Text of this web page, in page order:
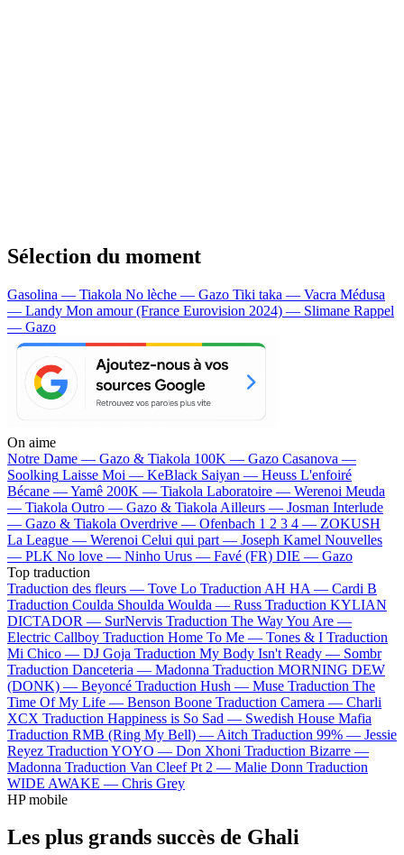
Sélection du moment
Gasolina — Tiakola No lèche — Gazo Tiki taka — Vacra Médusa
— Landy Mon amour (France Eurovision 2024) — Slimane Rappel
— Gazo
On aime
Notre Dame — Gazo & Tiakola 100K — Gazo Casanova —
Soolking Laisse Moi — KeBlack Saiyan — Heuss L'enfoiré
Bécane —Yamê 200K — Tiakola Laboratoire — Werenoi Meuda
— Tiakola Outro — Gazo & Tiakola Ailleurs — Josman Interlude
— Gazo & Tiakola Overdrive — Ofenbach 1 2 3 4 — ZOKUSH
La League — Werenoi Celui qui part — Joseph Kamel Nouvelles
— PLK No love — Ninho Urus — Favé (FR) DIE — Gazo
Top traduction
Traduction des fleurs — Tove Lo Traduction AH HA — Cardi B
Traduction Coulda Shoulda Woulda — Russ Traduction KYLIAN
DICTADOR — SurNervis Traduction The Way You Are —
Electric Callboy Traduction Home To Me — Tones & I Traduction
Mi Chico — DJ Goja Traduction My Body Isn't Ready — Sombr
Traduction Danceteria — Madonna Traduction MORNING DEW
(DONK) — Beyoncé Traduction Hush — Muse Traduction The
Time Of My Life — Benson Boone Traduction Camera — Charli
XCX Traduction Happiness is So Sad — Swedish House Mafia
Traduction RMB (Ring My Bell) — Aitch Traduction 99% — Jessie
Reyez Traduction YOYO — Don Xhoni Traduction Bizarre —
Madonna Traduction Van Cleef Pt 2 — Malie Donn Traduction
WIDE AWAKE — Chris Grey
HP mobile
Les plus grands succès de Ghali